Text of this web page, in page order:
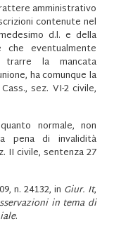
amministrativo
contenute nel
d.l. e della
eventualmente
la mancata
ha comunque la
sez. VI-2 civile,
normale, non
pena di invalidità
II civile, sentenza 27
n. 24132, in Giur. It,
in tema di
.